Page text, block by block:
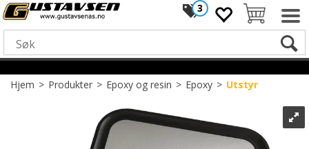
3
Hjem>Produkter>Epoxy og resin>Epoxy>Utstyr